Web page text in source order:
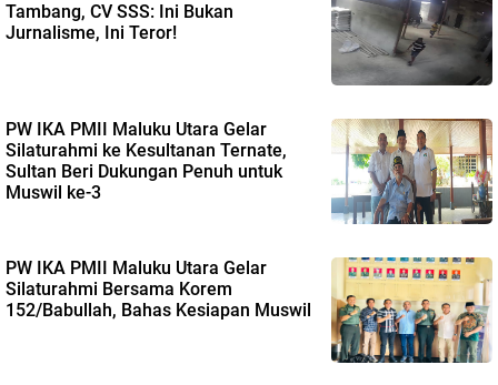
Tambang, CV SSS: Ini Bukan
Jurnalisme, Ini Teror!
PW IKA PMII Maluku Utara Gelar
Silaturahmi ke Kesultanan Ternate,
Sultan Beri Dukungan Penuh untuk
Muswil ke-3
PW IKA PMII Maluku Utara Gelar
Silaturahmi Bersama Korem
152/Babullah, Bahas Kesiapan Muswil